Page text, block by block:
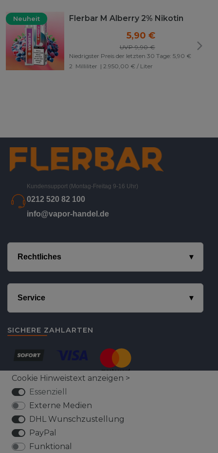
Neuheit Flerbar M Alberry 2% Nikotin
UVP 9,90 €
5,90 €
Niedrigster Preis der letzten 30 Tage: 5,90 €
2 Milliliter | 2.950,00 € / Liter
Kundensupport (Montag-Freitag 9-16 Uhr)
0212 520 82 100
info@vapor-handel.de
Rechtliches
Service
SICHERE ZAHLARTEN
VERSICHERTER VERSAND
Cookie Hinweistext anzeigen >
Essenziell
Externe Medien
DHL Wunschzustellung
PayPal
Funktional